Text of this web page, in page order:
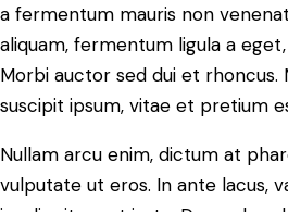
a fermentum mauris non
aliquam, fermentum ligula a
Morbi auctor sed dui et rhoncus.
suscipit ipsum, vitae et pretium
Nullam arcu enim, dictum at
vulputate ut eros. In ante lacus,